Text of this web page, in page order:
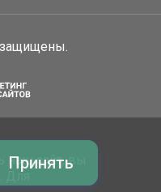
сайт, вы
. Для
Принять